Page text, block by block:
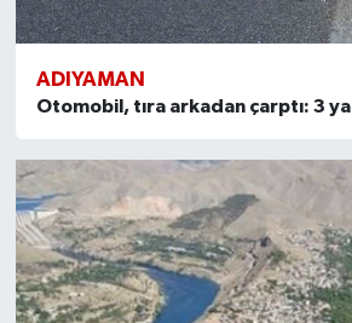
ADIYAMAN
Otomobil, tıra arkadan çarptı: 3